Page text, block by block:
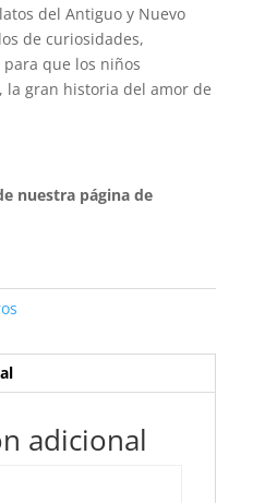
del Antiguo y Nuevo
de curiosidades,
que los niños
la gran historia del amor de
nuestra página de
adicional